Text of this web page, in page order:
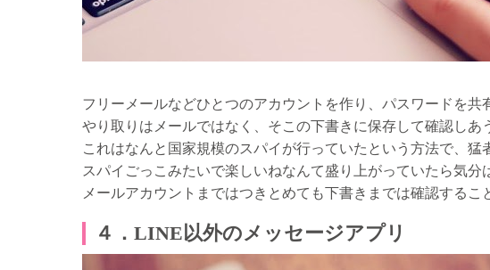
フリーメールなどひとつのアカウントを作り、パスワードを共
やり取りはメールではなく、そこの下書きに保存して確認しあ
これはなんと国家規模のスパイが行っていたという方法で、猛
スパイごっこみたいで楽しいねなんて盛り上がっていたら気分
メールアカウントまではつきとめても下書きまでは確認する
４．LINE以外のメッセージアプリ